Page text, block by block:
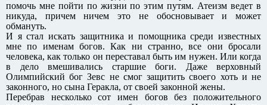
помочь мне пойти по жизни по этим путям. Атеизм ведет в
никуда, причем ничем это не обосновывает и может
обмануть.
И я стал искать защитника и помощника среди известных
мне по именам богов. Как ни странно, все они бросали
человека, как только он переставал быть им нужен. Или когда
в дело вмешивались старшие боги. Даже верховный
Олимпийский бог Зевс не смог защитить своего хоть и не
законного, но сына Геракла, от своей законной жены.
Перебрав несколько сот имен богов без положительного